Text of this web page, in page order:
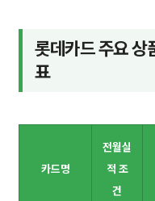
롯데카드 주요 상
표
카드명
전월실
적 조
건